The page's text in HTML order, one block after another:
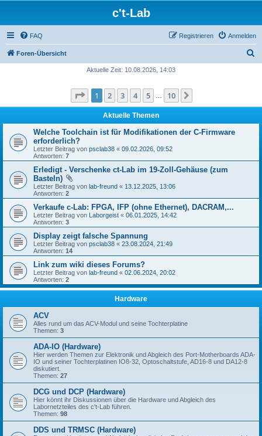
c't-Lab
FAQ Anmelden
Registrieren
Foren-Übersicht
e
Aktuelle Zeit: 10.08.2026, 14:03
Seite 1von 10
1 2 3 4 5 10
Aktuelle Themen
Welche Toolchain ist für Modifikationen der C-Firmware
erforderlich?
Letzter Beitrag von psclab38 « 09.02.2026, 09:52
Antworten: 7
Erledigt - Verschenke ct-Lab im 19-Zoll-Gehäuse (zum
Basteln)
Letzter Beitrag von lab-freund « 13.12.2025, 13:06
Antworten: 2
Verkaufe c-Lab: FPGA, IFP (ohne Ethernet), DACRAM,...
Letzter Beitrag von Laborgeist « 06.01.2025, 14:42
Antworten: 3
Display zeigt falsche Spannung
Letzter Beitrag von psclab38 « 23.08.2024, 21:49
Antworten: 14
Link zum wiki dieses Forums?
Letzter Beitrag von lab-freund « 02.06.2024, 20:02
Antworten: 2
Hardware
ACV
Alles rund um das ACV-Modul und seine Tochterplatine
Themen: 3
ADA-IO (Hardware)
Hier werden Themen zur Elektronik und Abgleich des Port-Motherboards ADA-
IO und seiner Tochterplatinen IO8-32, Optoschaltstufe, AD16-8 und DA12-8
diskutiert.
Themen: 27
DCG und DCP (Hardware)
Hier könnt ihr Diskussionen über die Hardware und Abgleich des
Labornetzteiles des c't-Lab führen.
Themen: 98
DDS und TRMSC (Hardware)